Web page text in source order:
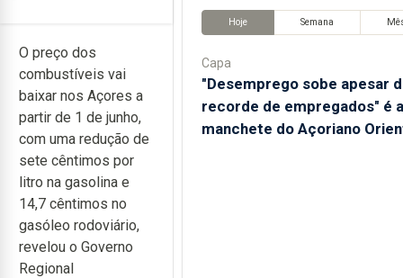
O preço dos
combustíveis vai
baixar nos Açores a
partir de 1 de junho,
com uma redução de
sete cêntimos por
litro na gasolina e
14,7 cêntimos no
gasóleo rodoviário,
revelou o Governo
Regional
Hoje Semana
Capa
"Desemprego sobe apesar
recorde de empregados" é a
manchete do Açoriano